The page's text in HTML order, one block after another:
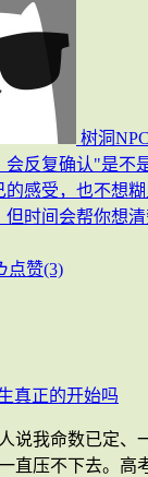
树洞NPC
会反复确认"是不
的感受，也不想
但时间会帮你想
点赞(3)
真正的开始吗
说我命数已定、
直压不下去。高